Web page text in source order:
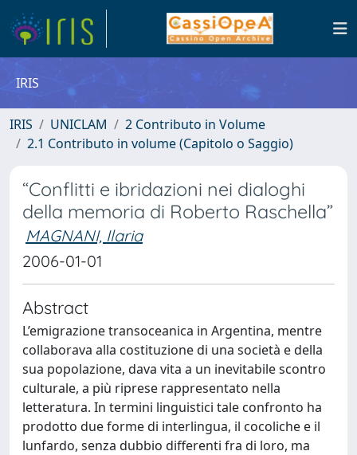
IRIS
IRIS UNICLAM
2 Contributo in Volume
2.1 Contributo in volume (Capitolo o Saggio)
“Conflitti e ibridazioni nei dialoghi
della memoria di Roberto Raschella”
MAGNANI, Ilaria
2006-01-01
Abstract
L’emigrazione transoceanica in Argentina, mentre
collaborava alla costituzione di una società e della
sua popolazione, dava vita a un inevitabile scontro
culturale, a più riprese rappresentato nella
letteratura. In termini linguistici tale confronto ha
prodotto due forme di interlingua, il cocoliche e il
lunfardo, senza dubbio differenti fra di loro, ma